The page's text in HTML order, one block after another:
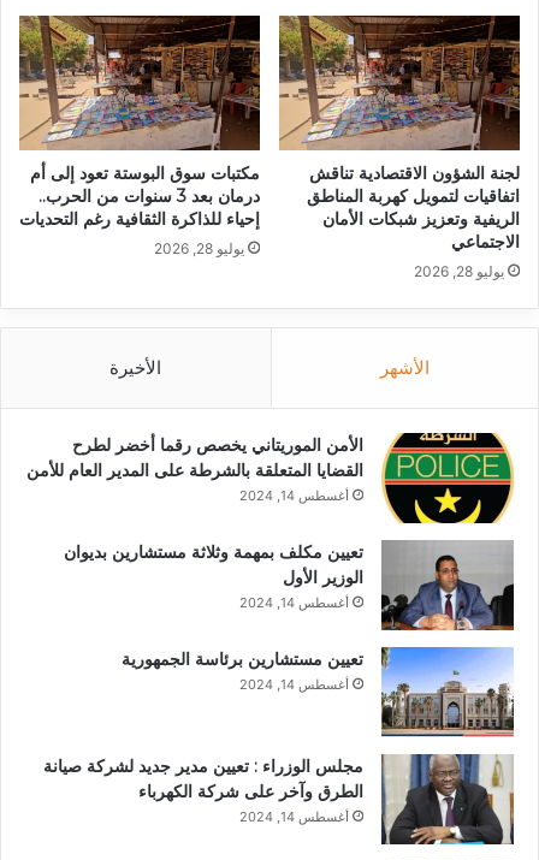
لجنة الشؤون الاقتصادية تناقش
اتفاقيات لتمويل كهربة المناطق
الريفية وتعزيز شبكات الأمان
الاجتماعي
يوليو 28, 2026
مكتبات سوق البوستة تعود إلى أم
درمان بعد 3 سنوات من الحرب..
إحياء للذاكرة الثقافية رغم التحديات
يوليو 28, 2026
الأشهر الأخيرة
الأمن الموريتاني يخصص رقما أخضر لطرح
القضايا المتعلقة بالشرطة على المدير العام للأمن
أغسطس 14, 2024
تعيين مكلف بمهمة وثلاثة مستشارين بديوان
الوزير الأول
أغسطس 14, 2024
تعيين مستشارين برئاسة الجمهورية
أغسطس 14, 2024
مجلس الوزراء : تعيين مدير جديد لشركة صيانة
الطرق وآخر على شركة الكهرباء
أغسطس 14, 2024